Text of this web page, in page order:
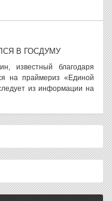
В ГОСДУМУ
известный благодаря
на праймериз «Единой
из информации на